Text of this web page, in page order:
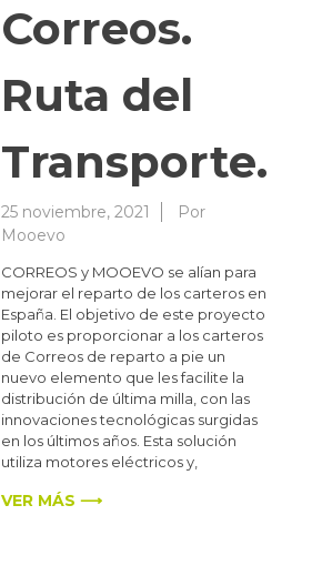
Correos.
Ruta del
Transporte.
25 noviembre, 2021
Por
Mooevo
CORREOS y MOOEVO se alían para
mejorar el reparto de los carteros en
España. El objetivo de este proyecto
piloto es proporcionar a los carteros
de Correos de reparto a pie un
nuevo elemento que les facilite la
distribución de última milla, con las
innovaciones tecnológicas surgidas
en los últimos años. Esta solución
utiliza motores eléctricos y,
VER MÁS ⟶